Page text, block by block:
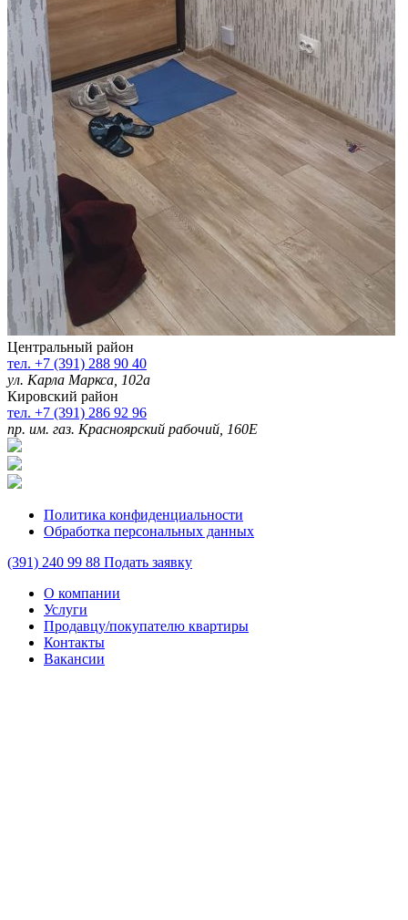
Центральный район
тел. +7 (391) 288 90 40
ул. Карла Маркса, 102а
Кировский район
тел. +7 (391) 286 92 96
пр. им. газ. Красноярский рабочий, 160Е
Политика конфиденциальности
Обработка персональных данных
(391) 240 99 88 Подать заявку
О компании
Услуги
Продавцу/покупателю квартиры
Контакты
Вакансии